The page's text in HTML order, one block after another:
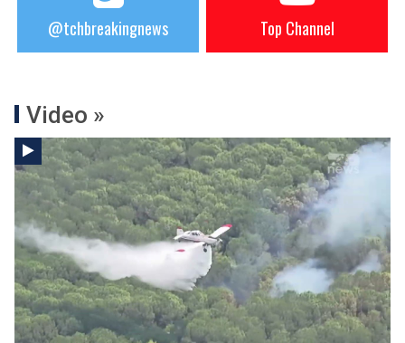
@tchbreakingnews Top Channel
Video »